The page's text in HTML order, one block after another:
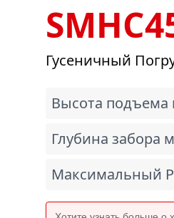
Гусеничный
Высота подъема
Глубина забора
Максимальный